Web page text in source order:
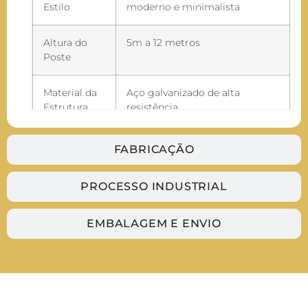
FABRICAÇÃO
PROCESSO INDUSTRIAL
EMBALAGEM E ENVIO
Estilo moderno e minimalista
Altura do
Poste
5m a 12 metros
Material da
Estrutura
Aço galvanizado de alta
resistência
LED integrado
Acabamento
Pintura eletrostática de alta